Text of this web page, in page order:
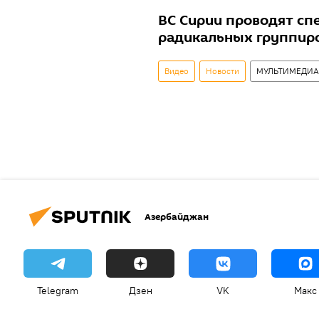
ВС Сирии проводят
радикальных
Видео Новости МУЛЬТИМЕДИА
Азербайджан
Telegram Дзен VK Макс